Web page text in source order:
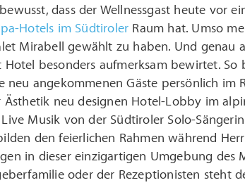
dass der Wellnessgast heute vor
Hotels im Südtiroler Raum hat. Umso
Mirabell gewählt zu haben. Und genau
Hotel besonders aufmerksam bewirtet.
neu angekommenen Gäste persönlich
neu designen Hotel-Lobby im
Musik von der Südtiroler Solo-
den feierlichen Rahmen während
in dieser einzigartigen Umgebung des
oder der Rezeptionisten steht